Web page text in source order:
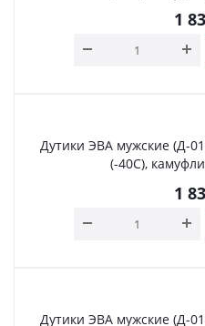
1
Дутики ЭВА мужские (Д-
(-40С),
1
Дутики ЭВА мужские (Д-